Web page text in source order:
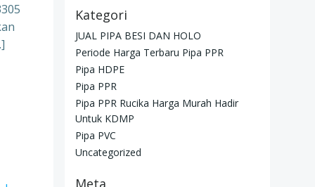
Kategori
JUAL PIPA BESI DAN HOLO
Periode Harga Terbaru Pipa PPR
Pipa HDPE
Pipa PPR
Pipa PPR Rucika Harga Murah Hadir
Untuk KDMP
Pipa PVC
Uncategorized
Meta